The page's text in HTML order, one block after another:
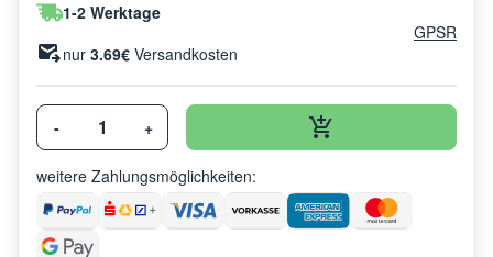
1-2 Werktage
nur 3.69€ Versandkosten
GPSR
- +
weitere Zahlungsmöglichkeiten: